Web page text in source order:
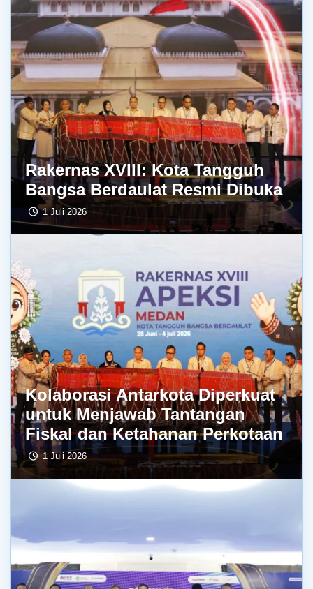
Rakernas XVIII: Kota Tangguh
Bangsa Berdaulat Resmi Dibuka
1 Juli 2026
Kolaborasi Antarkota Diperkuat
untuk Menjawab Tantangan
Fiskal dan Ketahanan Perkotaan
1 Juli 2026